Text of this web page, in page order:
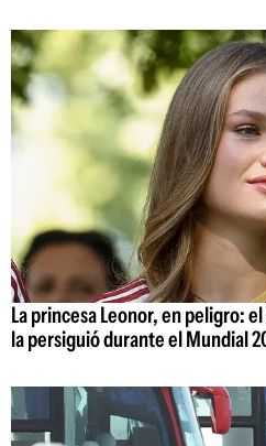
La princesa Leonor, en peligro:
la persiguió durante el Mundial